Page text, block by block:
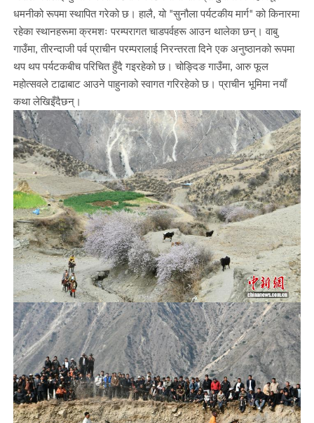
धमनीको रूपमा स्थापित गरेको छ। हालै, यो "सुनौला पर्यटकीय मार्ग" को किनारमा
रहेका स्थानहरूमा क्रमशः परम्परागत चाडपर्वहरू आउन थालेका छन्। वाबु
गाउँमा, तीरन्दाजी पर्व प्राचीन परम्परालाई निरन्तरता दिने एक अनुष्ठानको रूपमा
थप थप पर्यटकबीच परिचित हुँदै गइरहेको छ। चोङ्दिङ गाउँमा, आरु फूल
महोत्सवले टाढाबाट आउने पाहुनाको स्वागत गरिरहेको छ। प्राचीन भूमिमा नयाँ
कथा लेखिइँदैछन्।